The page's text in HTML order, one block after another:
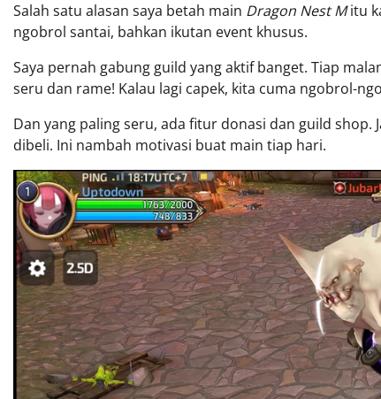
Salah satu alasan saya betah main Dragon Nest Mitu
ngobrol santai, bahkan ikutan event khusus.
Saya pernah gabung guild yang aktif banget. Tiap
seru dan rame! Kalau lagi capek, kita cuma ngobrol-
Dan yang paling seru, ada fitur donasi dan guild
dibeli. Ini nambah motivasi buat main tiap hari.